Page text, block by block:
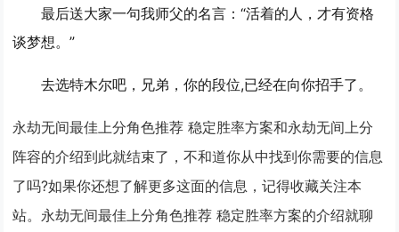
最后送大家一句我师父的名言：“活着的人，才有资格
谈梦想。”
去选特木尔吧，兄弟，你的段位,已经在向你招手了。
永劫无间最佳上分角色推荐 稳定胜率方案和永劫无间上分
阵容的介绍到此就结束了，不和道你从中找到你需要的信息
了吗?如果你还想了解更多这面的信息，记得收藏关注本
站。永劫无间最佳上分角色推荐 稳定胜率方案的介绍就聊